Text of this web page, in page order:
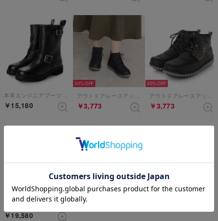
本革エンジニアブーツ （ブラック）
￥15,180
30%
アウトドアレースアップブーツ （ブラック）
￥3,773
30%
アウトドアレースアップブーツ （カモフラージュ）
￥3,773
エンジニアブーツ （OV）
￥19,580